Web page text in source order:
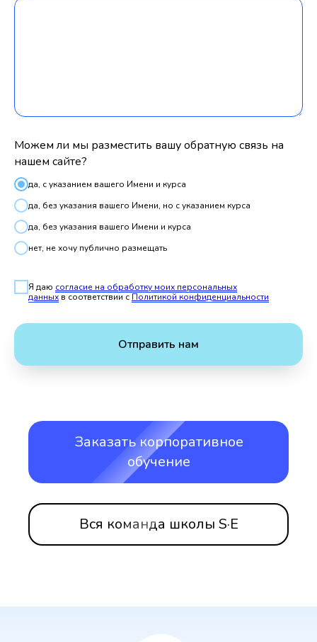
Можем ли мы разместить вашу обратную связь на
нашем сайте?
да, с указанием вашего Имени и курса
да, без указания вашего Имени, но с указанием курса
да, без указания вашего Имени и курса
нет, не хочу публично размещать
Я даю согласие на обработку моих персональных
данных в соответствии с Политикой конфиденциальности
Отправить нам
Заказать корпоративное
обучение
Вся команда школы S·E